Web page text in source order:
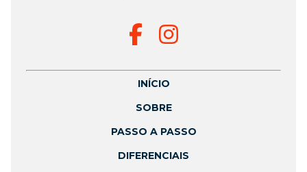
INÍCIO
SOBRE
PASSO A PASSO
DIFERENCIAIS